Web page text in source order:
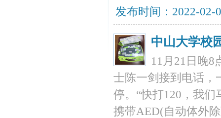
发布时间：2022-
中山大学校
11月21日晚8
士陈一剑接到电话，
停。“快打120，我
携带AED(自动体外